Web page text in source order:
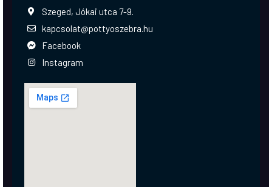
Szeged, Jókai utca 7-9.
kapcsolat@pottyoszebra.hu
Facebook
Instagram